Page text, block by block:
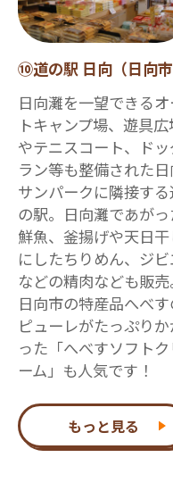
⑩道の駅 日向（日向市
日向灘を一望できるオ
トキャンプ場、遊具広
やテニスコート、ド
ラン等も整備された日
サンパークに隣接する
の駅。日向灘であがっ
鮮魚、釜揚げや天日干
にしたちりめん、ジビ
などの精肉なども販売
日向市の特産品へべす
ピューレがたっぷりか
った「へべすソフトク
ーム」も人気です！
もっと見る